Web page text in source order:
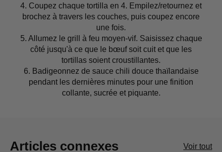
4. Coupez chaque tortilla en 4. Empilez/retournez et
brochez à travers les couches, puis coupez encore
une fois.
5. Allumez le grill à feu moyen-vif. Saisissez chaque
côté jusqu'à ce que le bœuf soit cuit et que les
tortillas soient croustillantes.
6. Badigeonnez de sauce chili douce thaïlandaise
pendant les dernières minutes pour une finition
collante, sucrée et piquante.
Articles connexes Voir tout